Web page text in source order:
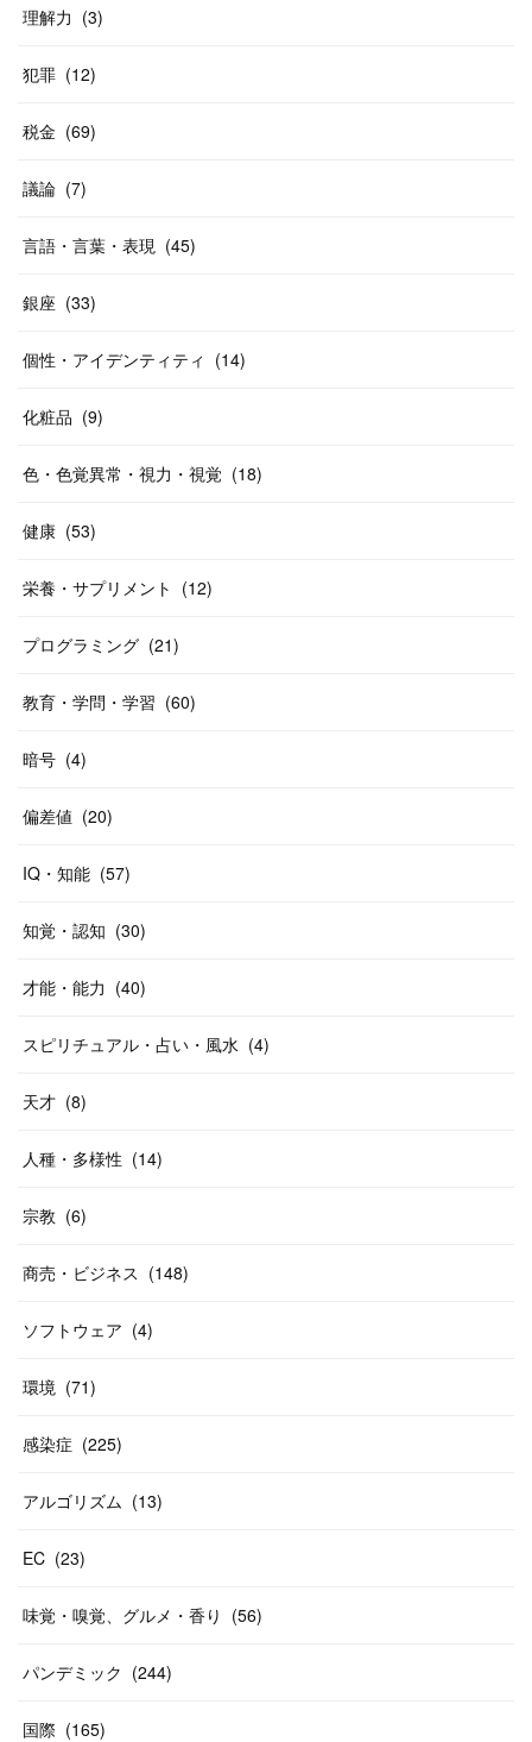
理解力 (3)
犯罪 (12)
税金 (69)
議論 (7)
言語・言葉・表現 (45)
銀座 (33)
個性・アイデンティティ (14)
化粧品 (9)
色・色覚異常・視力・視覚 (18)
健康 (53)
栄養・サプリメント (12)
プログラミング (21)
教育・学問・学習 (60)
暗号 (4)
偏差値 (20)
IQ・知能 (57)
知覚・認知 (30)
才能・能力 (40)
スピリチュアル・占い・風水 (4)
天才 (8)
人種・多様性 (14)
宗教 (6)
商売・ビジネス (148)
ソフトウェア (4)
環境 (71)
感染症 (225)
アルゴリズム (13)
EC (23)
味覚・嗅覚、グルメ・香り (56)
パンデミック (244)
国際 (165)